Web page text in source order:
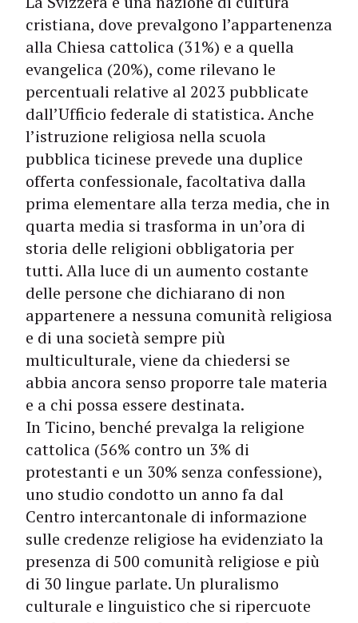
cristiana, dove prevalgono l’appartenenza
alla Chiesa cattolica (31%) e a quella
evangelica (20%), come rilevano le
percentuali relative al 2023 pubblicate
dall’Ufficio federale di statistica. Anche
l’istruzione religiosa nella scuola
pubblica ticinese prevede una duplice
offerta confessionale, facoltativa dalla
prima elementare alla terza media, che in
quarta media si trasforma in un’ora di
storia delle religioni obbligatoria per
tutti. Alla luce di un aumento costante
delle persone che dichiarano di non
appartenere a nessuna comunità religiosa
e di una società sempre più
multiculturale, viene da chiedersi se
abbia ancora senso proporre tale materia
e a chi possa essere destinata.
In Ticino, benché prevalga la religione
cattolica (56% contro un 3% di
protestanti e un 30% senza confessione),
uno studio condotto un anno fa dal
Centro intercantonale di informazione
sulle credenze religiose ha evidenziato la
presenza di 500 comunità religiose e più
di 30 lingue parlate. Un pluralismo
culturale e linguistico che si ripercuote